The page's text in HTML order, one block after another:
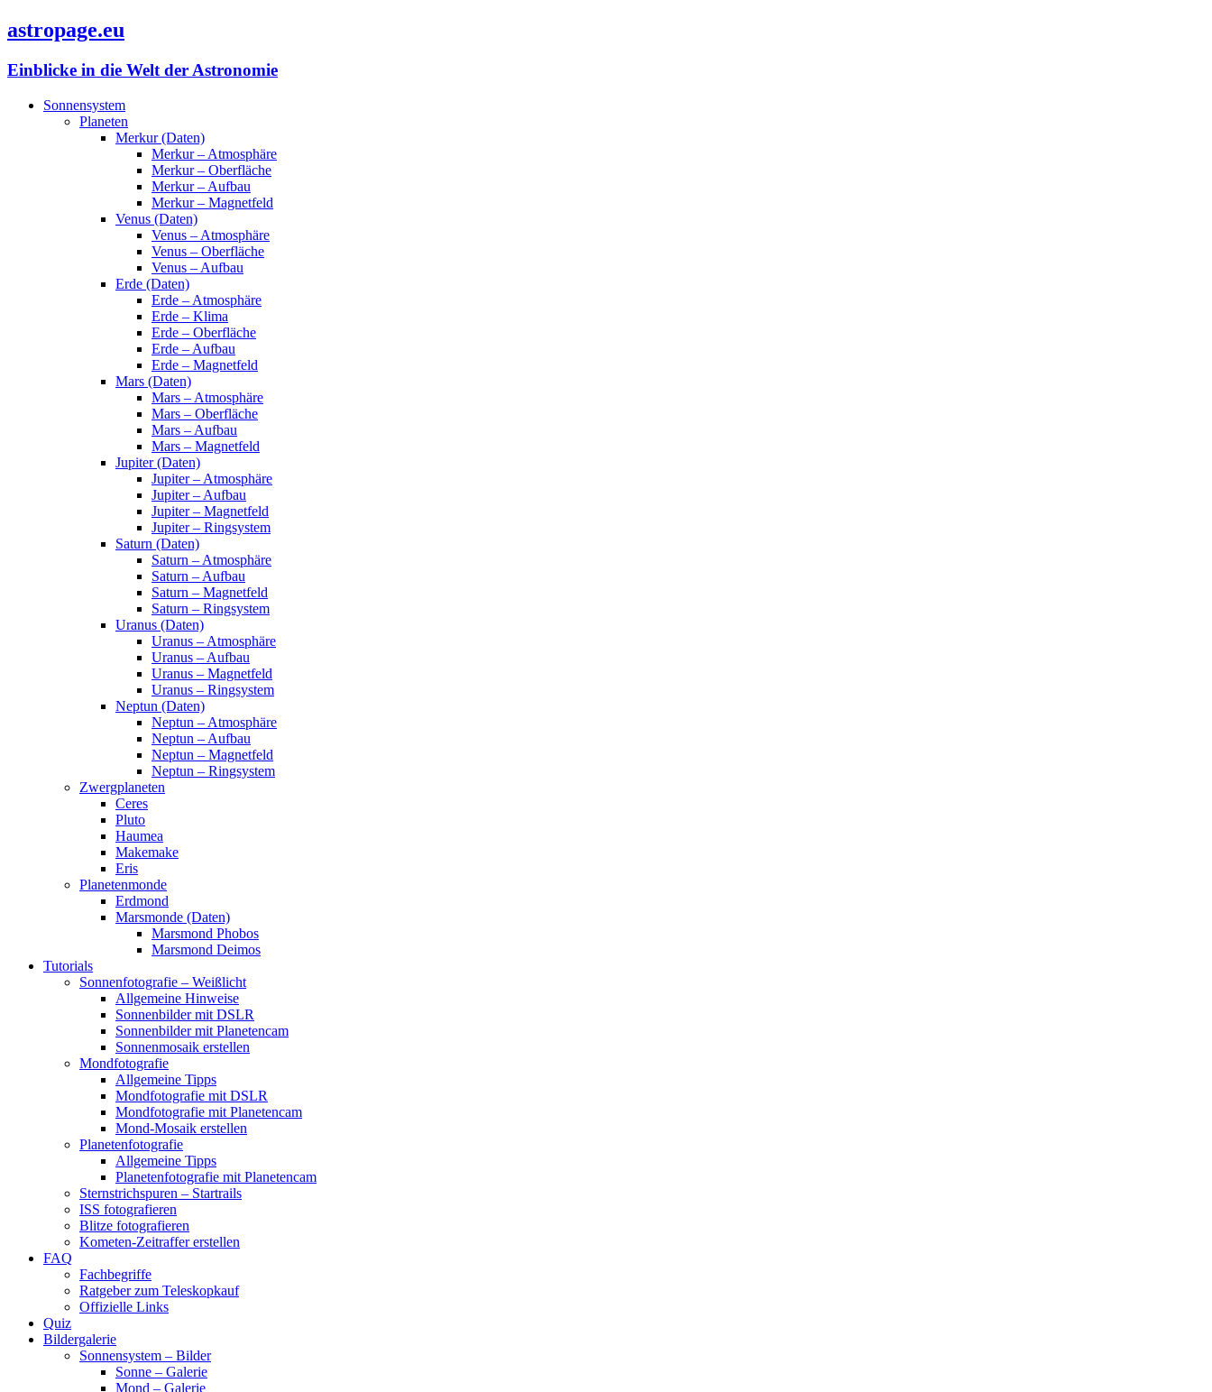
astropage.eu
Einblicke in die Welt der Astronomie
Sonnensystem
Planeten
Merkur (Daten)
Merkur – Atmosphäre
Merkur – Oberfläche
Merkur – Aufbau
Merkur – Magnetfeld
Venus (Daten)
Venus – Atmosphäre
Venus – Oberfläche
Venus – Aufbau
Erde (Daten)
Erde – Atmosphäre
Erde – Klima
Erde – Oberfläche
Erde – Aufbau
Erde – Magnetfeld
Mars (Daten)
Mars – Atmosphäre
Mars – Oberfläche
Mars – Aufbau
Mars – Magnetfeld
Jupiter (Daten)
Jupiter – Atmosphäre
Jupiter – Aufbau
Jupiter – Magnetfeld
Jupiter – Ringsystem
Saturn (Daten)
Saturn – Atmosphäre
Saturn – Aufbau
Saturn – Magnetfeld
Saturn – Ringsystem
Uranus (Daten)
Uranus – Atmosphäre
Uranus – Aufbau
Uranus – Magnetfeld
Uranus – Ringsystem
Neptun (Daten)
Neptun – Atmosphäre
Neptun – Aufbau
Neptun – Magnetfeld
Neptun – Ringsystem
Zwergplaneten
Ceres
Pluto
Haumea
Makemake
Eris
Planetenmonde
Erdmond
Marsmonde (Daten)
Marsmond Phobos
Marsmond Deimos
Tutorials
Sonnenfotografie – Weißlicht
Allgemeine Hinweise
Sonnenbilder mit DSLR
Sonnenbilder mit Planetencam
Sonnenmosaik erstellen
Mondfotografie
Allgemeine Tipps
Mondfotografie mit DSLR
Mondfotografie mit Planetencam
Mond-Mosaik erstellen
Planetenfotografie
Allgemeine Tipps
Planetenfotografie mit Planetencam
Sternstrichspuren – Startrails
ISS fotografieren
Blitze fotografieren
Kometen-Zeitraffer erstellen
FAQ
Fachbegriffe
Ratgeber zum Teleskopkauf
Offizielle Links
Quiz
Bildergalerie
Sonnensystem – Bilder
Sonne – Galerie
Mond – Galerie